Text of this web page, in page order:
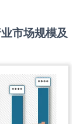
市场规模及